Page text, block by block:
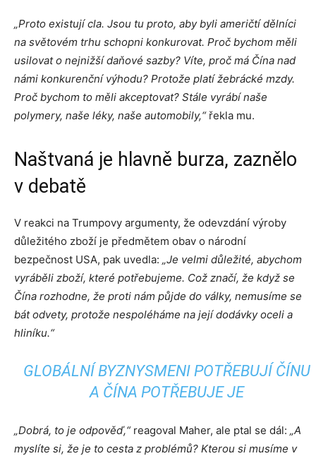
„Proto existují cla. Jsou tu proto, aby byli američtí dělníci
na světovém trhu schopni konkurovat. Proč bychom měli
usilovat o nejnižší daňové sazby? Víte, proč má Čína nad
námi konkurenční výhodu? Protože platí žebrácké mzdy.
Proč bychom to měli akceptovat? Stále vyrábí naše
polymery, naše léky, naše automobily,“ řekla mu.
Naštvaná je hlavně burza, zaznělo
v debatě
V reakci na Trumpovy argumenty, že odevzdání výroby
důležitého zboží je předmětem obav o národní
bezpečnost USA, pak uvedla: „Je velmi důležité, abychom
vyráběli zboží, které potřebujeme. Což značí, že když se
Čína rozhodne, že proti nám půjde do války, nemusíme se
bát odvety, protože nespoléháme na její dodávky oceli a
hliníku.“
GLOBÁLNÍ BYZNYSMENI POTŘEBUJÍ ČÍNU
A ČÍNA POTŘEBUJE JE
„Dobrá, to je odpověď,“reagoval Maher, ale ptal se dál: „A
myslíte si, že je to cesta z problémů? Kterou si musíme v